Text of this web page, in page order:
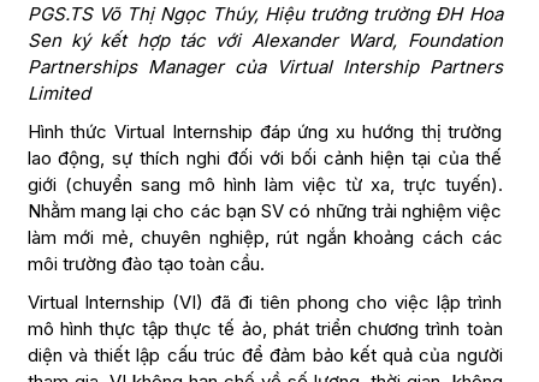
PGS.TS Võ Thị Ngọc Thúy, Hiệu trưởng trường ĐH Hoa
Sen ký kết hợp tác với Alexander Ward, Foundation
Partnerships Manager của Virtual Intership Partners
Limited
Hình thức Virtual Internship đáp ứng xu hướng thị trường
lao động, sự thích nghi đối với bối cảnh hiện tại của thế
giới (chuyển sang mô hình làm việc từ xa, trực tuyến).
Nhằm mang lại cho các bạn SV có những trải nghiệm việc
làm mới mẻ, chuyên nghiệp, rút ngắn khoảng cách các
môi trường đào tạo toàn cầu.
Virtual Internship (VI) đã đi tiên phong cho việc lập trình
mô hình thực tập thực tế ảo, phát triển chương trình toàn
diện và thiết lập cấu trúc để đảm bảo kết quả của người